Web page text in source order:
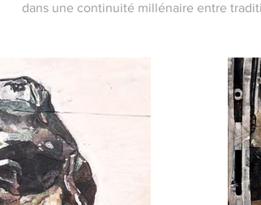
dans une continuité millénaire entre